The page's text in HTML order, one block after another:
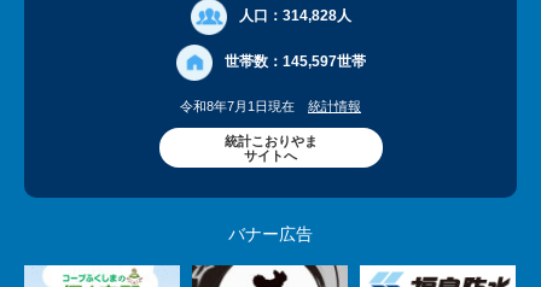
人口： 314,828人
世帯数： 145,597世帯
令和8年7月1日現在 統計情報
統計こおりやま
サイトへ
バナー広告